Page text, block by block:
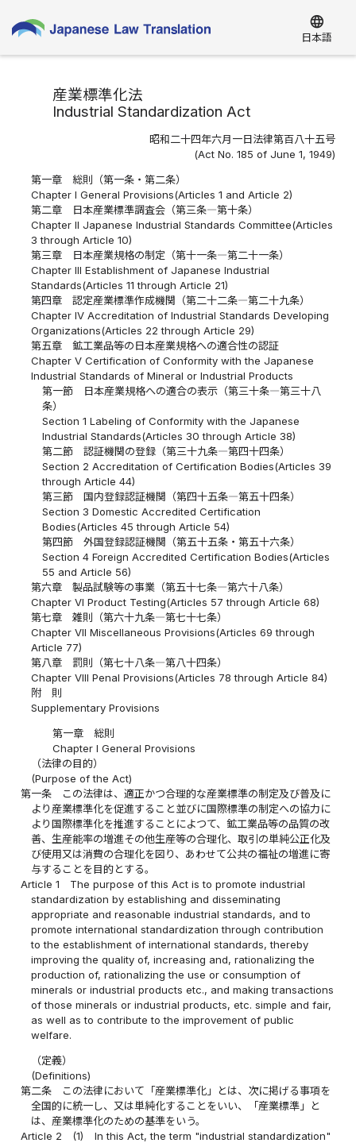
language
日本語
産業標準化法
Industrial Standardization Act
昭和二十四年六月一日法律第百八十五号
(Act No. 185 of June 1, 1949)
第一章 総則（第一条・第二条）
Chapter I General Provisions(Articles 1 and Article 2)
第二章 日本産業標準調査会（第三条―第十条）
Chapter II Japanese Industrial Standards Committee(Articles
3 through Article 10)
第三章 日本産業規格の制定（第十一条―第二十一条）
Chapter III Establishment of Japanese Industrial
Standards(Articles 11 through Article 21)
第四章 認定産業標準作成機関（第二十二条―第二十九条）
Chapter IV Accreditation of Industrial Standards Developing
Organizations(Articles 22 through Article 29)
第五章 鉱工業品等の日本産業規格への適合性の認証
Chapter V Certification of Conformity with the Japanese
Industrial Standards of Mineral or Industrial Products
第一節 日本産業規格への適合の表示（第三十条―第三十八
条）
Section 1 Labeling of Conformity with the Japanese
Industrial Standards(Articles 30 through Article 38)
第二節 認証機関の登録（第三十九条―第四十四条）
Section 2 Accreditation of Certification Bodies(Articles 39
through Article 44)
第三節 国内登録認証機関（第四十五条―第五十四条）
Section 3 Domestic Accredited Certification
Bodies(Articles 45 through Article 54)
第四節 外国登録認証機関（第五十五条・第五十六条）
Section 4 Foreign Accredited Certification Bodies(Articles
55 and Article 56)
第六章 製品試験等の事業（第五十七条―第六十八条）
Chapter VI Product Testing(Articles 57 through Article 68)
第七章 雑則（第六十九条―第七十七条）
Chapter VII Miscellaneous Provisions(Articles 69 through
Article 77)
第八章 罰則（第七十八条―第八十四条）
Chapter VIII Penal Provisions(Articles 78 through Article 84)
附 則
Supplementary Provisions
第一章 総則
Chapter I General Provisions
（法律の目的）
(Purpose of the Act)
第一条
この法律は、適正かつ合理的な産業標準の制定及び普及に
より産業標準化を促進すること並びに国際標準の制定への協力に
より国際標準化を推進することによつて、鉱工業品等の品質の改
善、生産能率の増進その他生産等の合理化、取引の単純公正化及
び使用又は消費の合理化を図り、あわせて公共の福祉の増進に寄
与することを目的とする。
Article 1
The purpose of this Act is to promote industrial
standardization by establishing and disseminating
appropriate and reasonable industrial standards, and to
promote international standardization through contribution
to the establishment of international standards, thereby
improving the quality of, increasing and, rationalizing the
production of, rationalizing the use or consumption of
minerals or industrial products etc., and making transactions
of those minerals or industrial products, etc. simple and fair,
as well as to contribute to the improvement of public
welfare.
（定義）
(Definitions)
第二条
この法律において「産業標準化」とは、次に掲げる事項を
全国的に統一し、又は単純化することをいい、「産業標準」と
は、産業標準化のための基準をいう。
Article 2
(1)
In this Act, the term "industrial standardization"